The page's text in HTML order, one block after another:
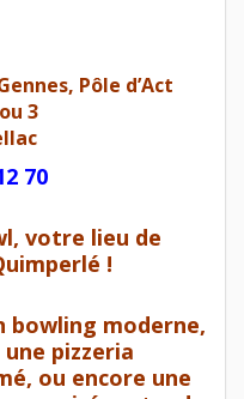
Pôle d’Act
3
70
votre lieu de
!
bowling moderne,
pizzeria
ou encore une